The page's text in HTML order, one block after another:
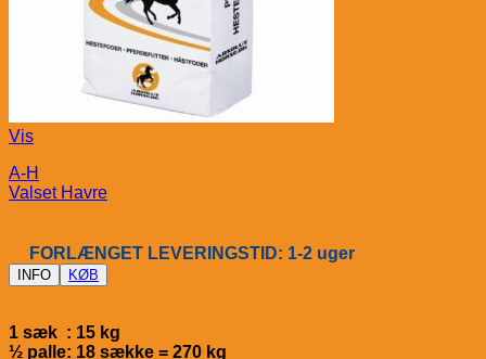
Vis
A-H
Valset Havre
FORLÆNGET LEVERINGSTID: 1-2 uger
INFO KØB
1 sæk : 15 kg
½ palle: 18 sække = 270 kg